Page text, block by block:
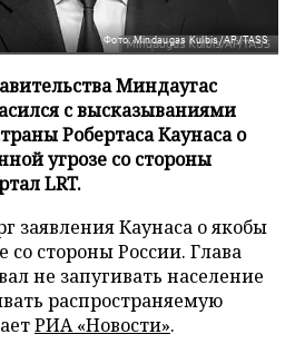
Фото: Mindaugas Kulbis/AP/TASS
Миндаугас
с высказываниями
Робертаса Каунаса о
угрозе со стороны
LRT.
заявления Каунаса о якобы
со стороны России. Глава
не запугивать население
распространяемую
РИА «Новости».